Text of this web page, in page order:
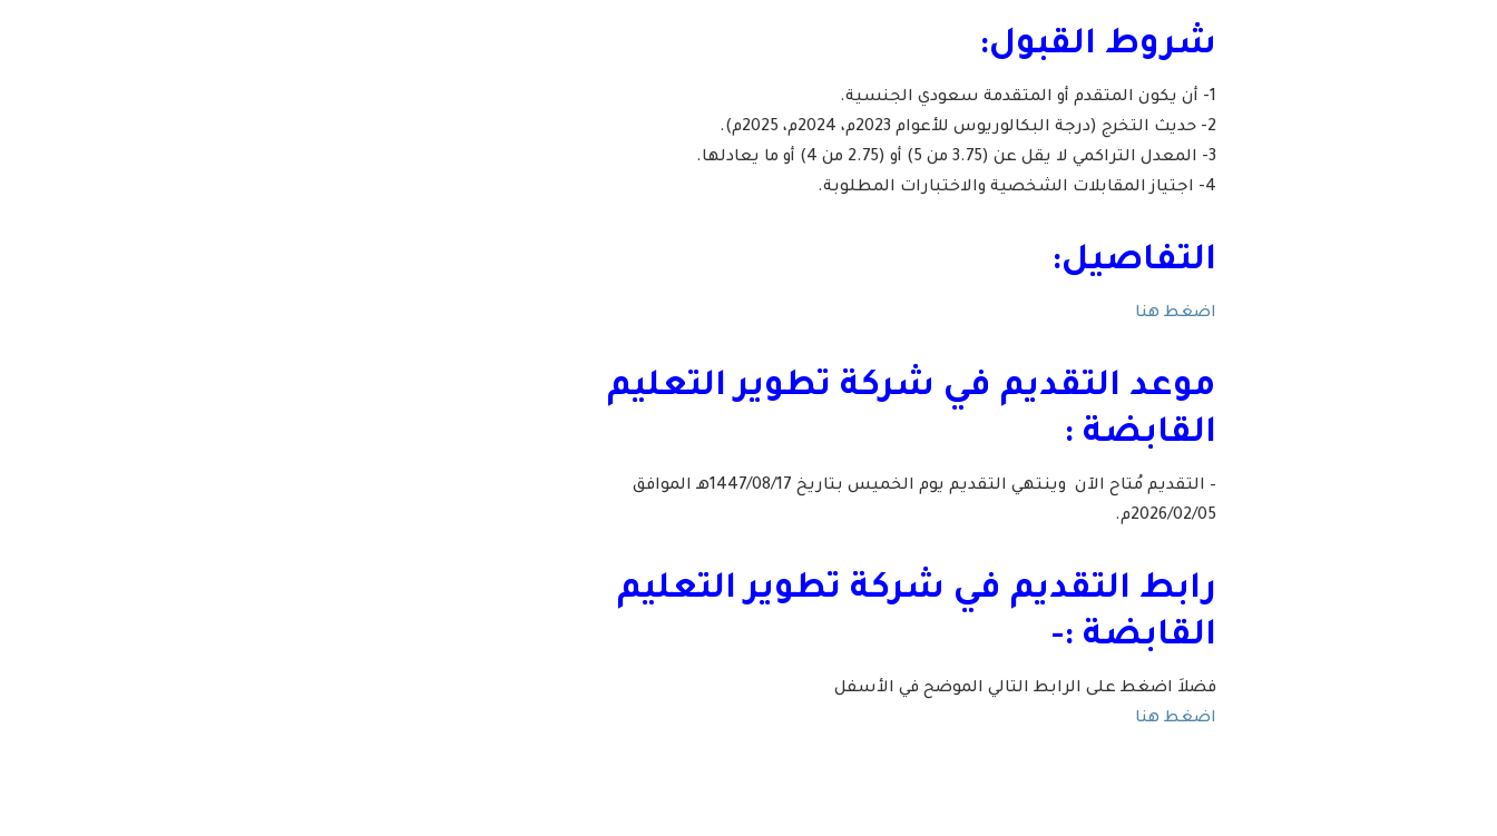
شروط القبول:
1- أن يكون المتقدم أو المتقدمة سعودي الجنسية.
2- حديث التخرج (درجة البكالوريوس للأعوام 2023م، 2024م، 2025م).
3- المعدل التراكمي لا يقل عن (3.75 من 5) أو (2.75 من 4) أو ما يعادلها.
4- اجتياز المقابلات الشخصية والاختبارات المطلوبة.
التفاصيل:
اضغط هنا
موعد التقديم في شركة تطوير التعليم
القابضة :
– التقديم مُتاح الآن وينتهي التقديم يوم الخميس بتاريخ 1447/08/17هـ الموافق
2026/02/05م.
رابط التقديم في شركة تطوير التعليم
القابضة :-
فضلاَ اضغط على الرابط التالي الموضح في الأسفل
اضغط هنا